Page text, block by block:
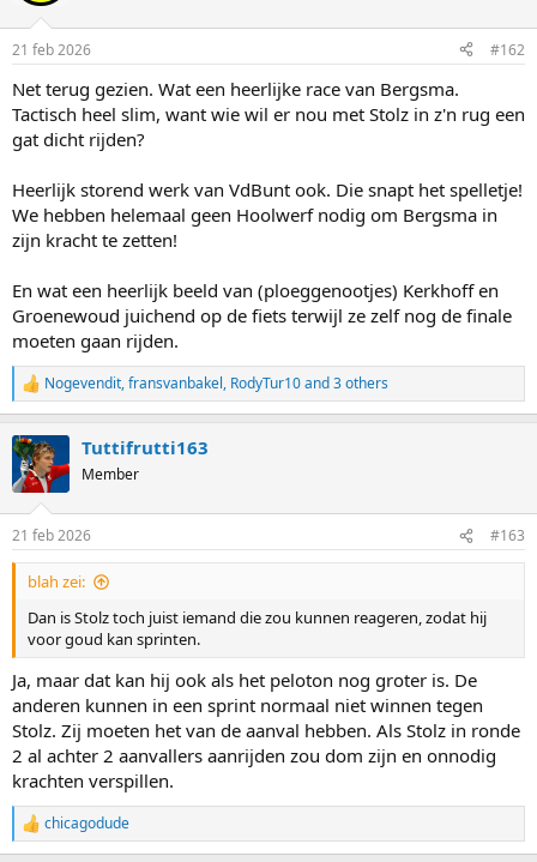
21 feb 2026 #162
Net terug gezien. Wat een heerlijke race van Bergsma.
Tactisch heel slim, want wie wil er nou met Stolz in z'n rug een
gat dicht rijden?
Heerlijk storend werk van VdBunt ook. Die snapt het spelletje!
We hebben helemaal geen Hoolwerf nodig om Bergsma in
zijn kracht te zetten!
En wat een heerlijk beeld van (ploeggenootjes) Kerkhoff en
Groenewoud juichend op de fiets terwijl ze zelf nog de finale
moeten gaan rijden.
R
e
c
t
i
s
:
Nogevendit,fransvanbakel, RodyTur10and 3 others
Tuttifrutti163
Member
21 feb 2026 #163
blah zei:
Dan is Stolz toch juist iemand die zou kunnen reageren, zodat hij
voor goud kan sprinten.
Ja, maar dat kan hij ook als het peloton nog groter is. De
anderen kunnen in een sprint normaal niet winnen tegen
Stolz. Zij moeten het van de aanval hebben. Als Stolz in ronde
2 al achter 2 aanvallers aanrijden zou dom zijn en onnodig
krachten verspillen.
R
e
chicagodude